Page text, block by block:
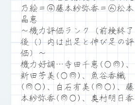
乃絵＝④藤本紗弥香＝⑥松本
晶恵
～機力評価ランク（前検終了
後（）内は出足と伸び足の評
価）～
機力好調…寺田千恵(○◎)、
新田芳美(○◎)、魚谷香織
(◎○)、白石有美(◎○)、藤
本紗弥香(◎○)、奥村明日香